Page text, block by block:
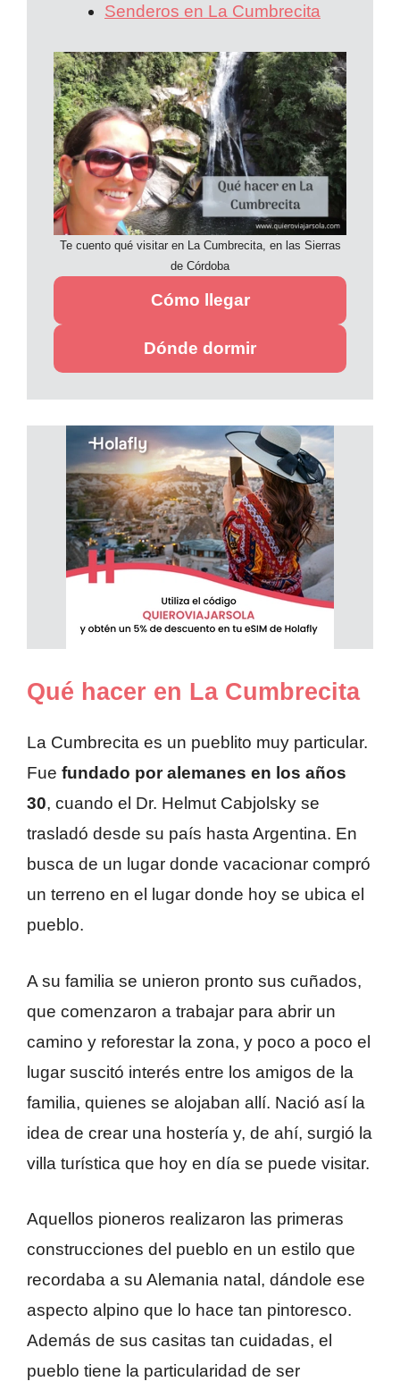
Senderos en La Cumbrecita
Te cuento qué visitar en La Cumbrecita, en las Sierras
de Córdoba
Cómo llegar
Dónde dormir
Qué hacer en La Cumbrecita
La Cumbrecita es un pueblito muy particular.
Fue fundado por alemanes en los años
30, cuando el Dr. Helmut Cabjolsky se
trasladó desde su país hasta Argentina. En
busca de un lugar donde vacacionar compró
un terreno en el lugar donde hoy se ubica el
pueblo.
A su familia se unieron pronto sus cuñados,
que comenzaron a trabajar para abrir un
camino y reforestar la zona, y poco a poco el
lugar suscitó interés entre los amigos de la
familia, quienes se alojaban allí. Nació así la
idea de crear una hostería y, de ahí, surgió la
villa turística que hoy en día se puede visitar.
Aquellos pioneros realizaron las primeras
construcciones del pueblo en un estilo que
recordaba a su Alemania natal, dándole ese
aspecto alpino que lo hace tan pintoresco.
Además de sus casitas tan cuidadas, el
pueblo tiene la particularidad de ser